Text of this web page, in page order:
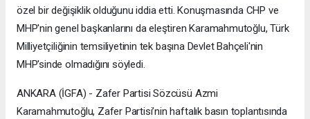
özel bir değişiklik olduğunu iddia etti. Konuşmasında CHP ve
MHP'nin genel başkanlarını da eleştiren Karamahmutoğlu, Türk
Milliyetçiliğinin temsiliyetinin tek başına Devlet Bahçeli'nin
MHP'sinde olmadığını söyledi.
ANKARA (İGFA) - Zafer Partisi Sözcüsü Azmi
Karamahmutoğlu, Zafer Partisi’nin haftalık basın toplantısında